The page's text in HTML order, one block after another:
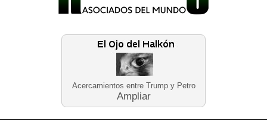
Acercamientos entre Trump y Petro
Ampliar
Planeta Tierra Deportes
Educación Neira